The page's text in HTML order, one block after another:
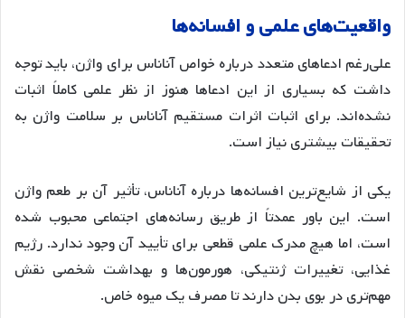
واقعیتهایعلمیو افسانهها
علی‌رغم ادعاهای متعدد درباره خواص آناناس برای واژن، باید توجه
داشت که بسیاری از این ادعاها هنوز از نظر علمی کاملاً اثبات
نشده‌اند. برای اثبات اثرات مستقیم آناناس بر سلامت واژن به
تحقیقات بیشتری نیاز است.
یکی از شایع‌ترین افسانه‌ها درباره آناناس، تأثیر آن بر طعم واژن
است. این باور عمدتاً از طریق رسانه‌های اجتماعی محبوب شده
است، اما هیچ مدرک علمی قطعی برای تأیید آن وجود ندارد. رژیم
غذایی، تغییرات ژنتیکی، هورمون‌ها و بهداشت شخصی نقش
مهم‌تری در بوی بدن دارند تا مصرف یک میوه خاص.